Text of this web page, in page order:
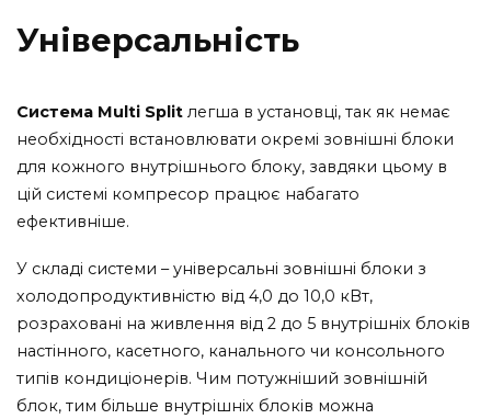
Універсальність
Система Multi Split легша в установці, так як немає
необхідності встановлювати окремі зовнішні блоки
для кожного внутрішнього блоку, завдяки цьому в
цій системі компресор працює набагато
ефективніше.
У складі системи – універсальні зовнішні блоки з
холодопродуктивністю від 4,0 до 10,0 кВт,
розраховані на живлення від 2 до 5 внутрішніх блоків
настінного, касетного, канального чи консольного
типів кондиціонерів. Чим потужніший зовнішній
блок, тим більше внутрішніх блоків можна